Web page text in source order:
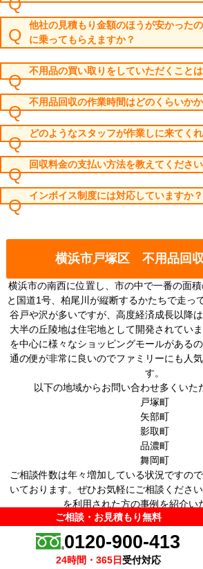
ご相談・お見積もり無料
0120-900-413
24時間・365日受付対応
他社の見積もり金額のほうが安かった
に乗ってもらえますか？
不用品の買い取りをしていただくこと
不用品回収の作業時間はどのくらいか
どのようなスタッフが作業しに来てく
回収料金の支払い方法を教えてください
インボイス制度には対応していますか？
横浜市戸塚区 不用品回
横浜市の南西に位置し、市の中で一番の面
と国道1号、柏尾川が縦断するかたちで走っ
谷戸や沢が多いですが、高度経済成長以降
大半の丘陵地は住宅地として開発されてい
を中心に様々なショッピングモールがある
通の便が非常に良いのでファミリーにも人
す。
以下の地域からお問い合わせ多くいた
戸塚町
矢部町
影取町
品濃町
舞岡町
ご相談件数は年々増加している状況ですの
いております。ぜひお気軽にご相談くださ
を利用された方の事例を紹介い
不用品回収 横浜市戸塚区の対
ご相談・お見積もり無料
0120-900-413
24時間・365日受付対応